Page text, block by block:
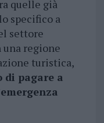
quelle già
specifico a
settore
regione
turistica,
pagare a